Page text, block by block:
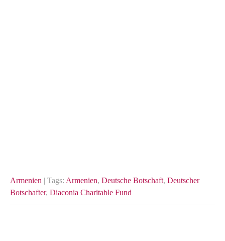
Armenien | Tags: Armenien, Deutsche Botschaft, Deutscher
Botschafter, Diaconia Charitable Fund